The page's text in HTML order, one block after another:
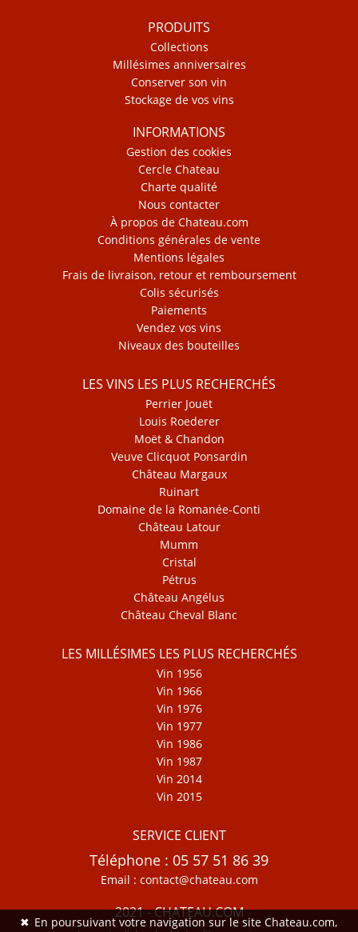
PRODUITS
Collections
Millésimes anniversaires
Conserver son vin
Stockage de vos vins
INFORMATIONS
Gestion des cookies
Cercle Chateau
Charte qualité
Nous contacter
À propos de Chateau.com
Conditions générales de vente
Mentions légales
Frais de livraison, retour et remboursement
Colis sécurisés
Paiements
Vendez vos vins
Niveaux des bouteilles
LES VINS LES PLUS RECHERCHÉS
Perrier Jouët
Louis Roederer
Moët & Chandon
Veuve Clicquot Ponsardin
Château Margaux
Ruinart
Domaine de la Romanée-Conti
Château Latour
Mumm
Cristal
Pétrus
Château Angélus
Château Cheval Blanc
LES MILLÉSIMES LES PLUS RECHERCHÉS
Vin 1956
Vin 1966
Vin 1976
Vin 1977
Vin 1986
Vin 1987
Vin 2014
Vin 2015
SERVICE CLIENT
Téléphone : 05 57 51 86 39
Email : contact@chateau.com
2021 - CHATEAU.COM
✖ En poursuivant votre navigation sur le site Chateau.com,